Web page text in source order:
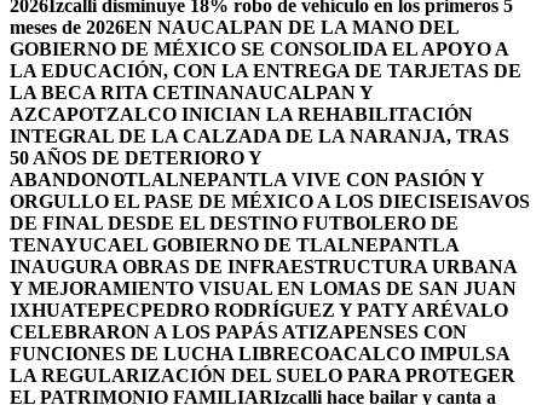
2026Izcalli disminuye 18% robo de vehículo en los primeros 5
meses de 2026EN NAUCALPAN DE LA MANO DEL
GOBIERNO DE MÉXICO SE CONSOLIDA EL APOYO A
LA EDUCACIÓN, CON LA ENTREGA DE TARJETAS DE
LA BECA RITA CETINANAUCALPAN Y
AZCAPOTZALCO INICIAN LA REHABILITACIÓN
INTEGRAL DE LA CALZADA DE LA NARANJA, TRAS
50 AÑOS DE DETERIORO Y
ABANDONOTLALNEPANTLA VIVE CON PASIÓN Y
ORGULLO EL PASE DE MÉXICO A LOS DIECISEISAVOS
DE FINAL DESDE EL DESTINO FUTBOLERO DE
TENAYUCAEL GOBIERNO DE TLALNEPANTLA
INAUGURA OBRAS DE INFRAESTRUCTURA URBANA
Y MEJORAMIENTO VISUAL EN LOMAS DE SAN JUAN
IXHUATEPECPEDRO RODRÍGUEZ Y PATY ARÉVALO
CELEBRARON A LOS PAPÁS ATIZAPENSES CON
FUNCIONES DE LUCHA LIBRECOACALCO IMPULSA
LA REGULARIZACIÓN DEL SUELO PARA PROTEGER
EL PATRIMONIO FAMILIARIzcalli hace bailar y canta a